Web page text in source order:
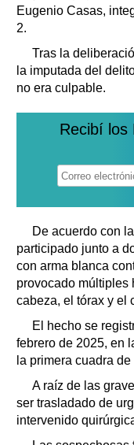
Eugenio Casas,
2.
Tras la
la imputada del
no era culpable.
Recibí los
De acuerdo con
participado junto a
con arma blanca
provocado múltiples
cabeza, el tórax y el
El hecho se
febrero de 2025, en
la primera cuadra
A raíz de las
ser trasladado de
intervenido